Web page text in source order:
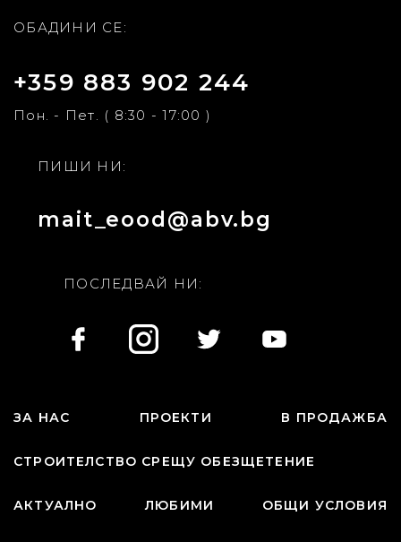
ОБАДИНИ СЕ:
+359 883 902 244
Пон. - Пет. ( 8:30 - 17:00 )
ПИШИ НИ:
mait_eood@abv.bg
ПОСЛЕДВАЙ НИ:
ЗА НАС ПРОЕКТИ В ПРОДАЖБА
СТРОИТЕЛСТВО СРЕЩУ ОБЕЗЩЕТЕНИЕ
АКТУАЛНО ЛЮБИМИ ОБЩИ УСЛОВИЯ